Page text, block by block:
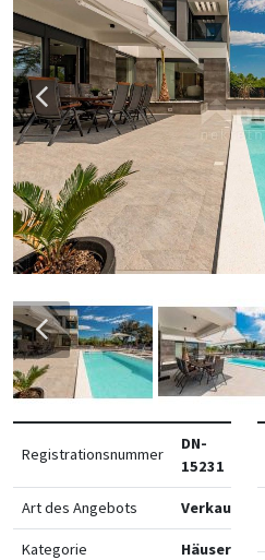
Registrationsnummer
DN-
15231
Art des Angebots Verkauf
Kategorie Häuser